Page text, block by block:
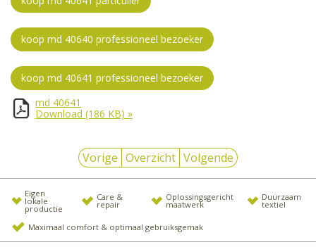
koop md 40640 professioneel bezoeker
koop md 40641 professioneel bezoeker
md 40641
Download (186 KB) »
Vorige Overzicht Volgende
Eigen
lokale
productie
Care &
repair
Oplossingsgericht
maatwerk
Duurzaam
textiel
Maximaal comfort & optimaal gebruiksgemak